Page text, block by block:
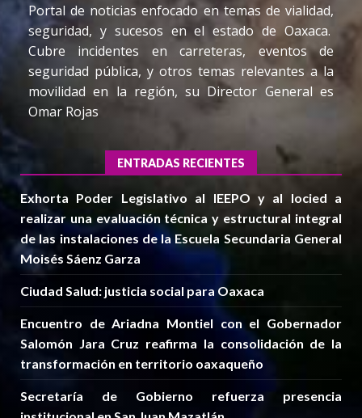
Portal de noticias enfocado en temas de vialidad,
seguridad, y sucesos en el estado de Oaxaca.
Cubre incidentes en carreteras, eventos de
seguridad pública, y otros temas relevantes a la
movilidad en la región, su Director General es
Omar Rojas
ENTRADAS RECIENTES
Exhorta Poder Legislativo al IEEPO y al Iocied a
realizar una evaluación técnica y estructural integral
de las instalaciones de la Escuela Secundaria General
Moisés Sáenz Garza
Ciudad Salud: justicia social para Oaxaca
Encuentro de Ariadna Montiel con el Gobernador
Salomón Jara Cruz reafirma la consolidación de la
transformación en territorio oaxaqueño
Secretaría de Gobierno refuerza presencia